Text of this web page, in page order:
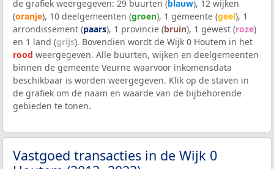
de grafiek weergegeven: 29 buurten (blauw), 12 wijken
(oranje), 10 deelgemeenten (groen), 1 gemeente (geel), 1
arrondissement (paars), 1 provincie (bruin), 1 gewest (roze)
en 1 land (grijs). Bovendien wordt de Wijk 0 Houtem in het
rood weergegeven. Alle buurten, wijken en deelgemeenten
binnen de gemeente Veurne waarvoor inkomensdata
beschikbaar is worden weergegeven. Klik op de staven in
de grafiek om de naam en waarde van de bijbehorende
gebieden te tonen.
Vastgoed transacties in de Wijk 0